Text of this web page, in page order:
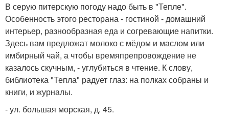
В серую питерскую погоду надо быть в "Тепле".
Особенность этого ресторана - гостиной - домашний
интерьер, разнообразная еда и согревающие напитки.
Здесь вам предложат молоко с мёдом и маслом или
имбирный чай, а чтобы времяпрепровождение не
казалось скучным, - углубиться в чтение. К слову,
библиотека "Тепла" радует глаз: на полках собраны и
книги, и журналы.
- ул. большая морская, д. 45.